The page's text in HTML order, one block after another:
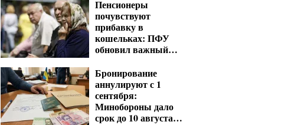
Пенсионеры
почувствуют
прибавку в
кошельках: ПФУ
обновил важный
расчета выплат
Бронирование
аннулируют с 1
сентября:
Минобороны дало
срок до 10 августа